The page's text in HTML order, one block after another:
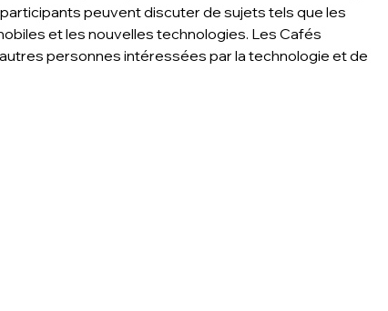
peuvent discuter de sujets tels que les
et les nouvelles technologies. Les Cafés
personnes intéressées par la technologie et de